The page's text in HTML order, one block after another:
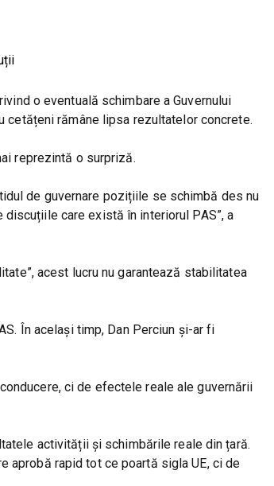
o eventuală schimbare a Guvernului
cetățeni rămâne lipsa rezultatelor concrete.
reprezintă o surpriză.
de guvernare pozițiile se schimbă des nu
care există în interiorul PAS”, a
acest lucru nu garantează stabilitatea
În același timp, Dan Perciun și-ar fi
ci de efectele reale ale guvernării
activității și schimbările reale din țară.
aprobă rapid tot ce poartă sigla UE, ci de